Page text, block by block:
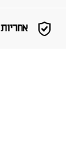
אחריות